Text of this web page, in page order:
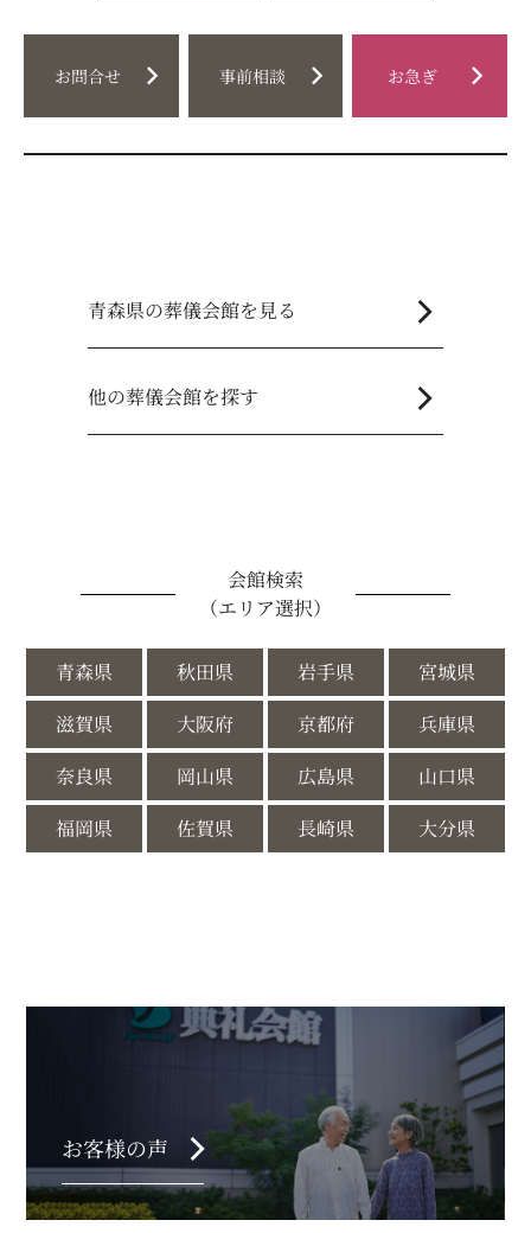
お問合せ chevron_right 事前相談 chevron_right お急ぎ chevron_right
青森県の葬儀会館を見る chevron_right
他の葬儀会館を探す chevron_right
会館検索
（エリア選択）
青森県 秋田県 岩手県
宮城県
滋賀県
大阪府 京都府
兵庫県
奈良県
岡山県 広島県
山口県
福岡県
佐賀県 長崎県 大分県
お客様の声 chevron_right